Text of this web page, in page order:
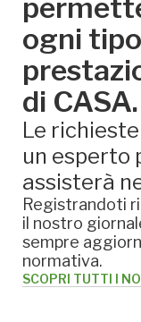
ogni
di CASA.
Le
un esperto
assisterà
Registrandoti
il nostro
sempre
normativa.
SCOPRI TUTTI I